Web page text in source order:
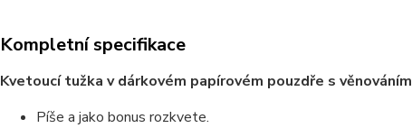
Kompletní specifikace
Kvetoucí tužka v dárkovém papírovém pouzdře s věnováním
Píše a jako bonus rozkvete.